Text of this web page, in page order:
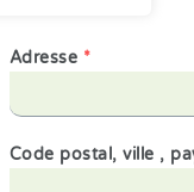
Adresse *
Code postal, ville ,